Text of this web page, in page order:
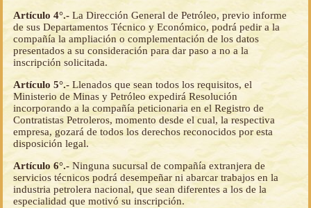
Artículo 4°.- La Dirección General de Petróleo, previo informe
de sus Departamentos Técnico y Económico, podrá pedir a la
compañía la ampliación o complementación de los datos
presentados a su consideración para dar paso a no a la
inscripción solicitada.
Artículo 5°.- Llenados que sean todos los requisitos, el
Ministerio de Minas y Petróleo expedirá Resolución
incorporando a la compañía peticionaria en el Registro de
Contratistas Petroleros, momento desde el cual, la respectiva
empresa, gozará de todos los derechos reconocidos por esta
disposición legal.
Artículo 6°.- Ninguna sucursal de compañía extranjera de
servicios técnicos podrá desempeñar ni abarcar trabajos en la
industria petrolera nacional, que sean diferentes a los de la
especialidad que motivó su inscripción.